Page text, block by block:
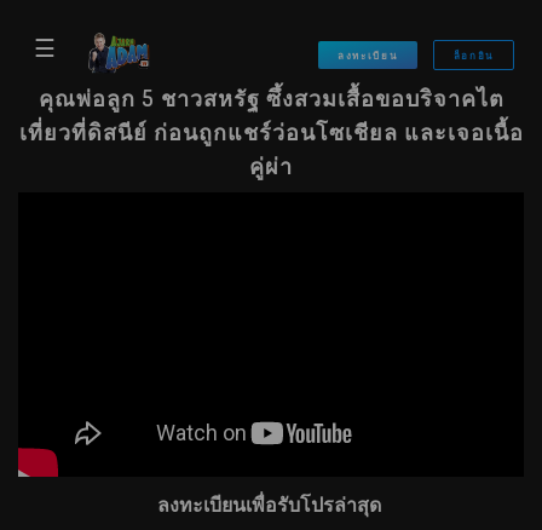
☰ ลงทะเบียน ล็อกอิน
คุณพ่อลูก 5 ชาวสหรัฐ ซึ้งสวมเสื้อขอบริจาคไต
เที่ยวที่ดิสนีย์ ก่อนถูกแชร์ว่อนโซเชียล และเจอเนื้อ
คู่ผ่า